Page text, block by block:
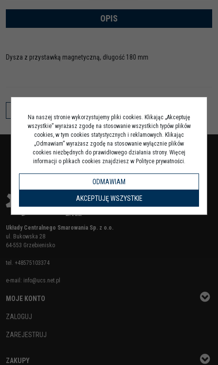
OPIS
Dysza z przystawką magnetyczną, długość 180 mm
Układy Centralnego Smarowania Sp. z o.o.
ul. Bukowska 28
64-553 Grzebienisko
tel. +48575103374
e-mail: info@ucs.net.pl
MOJE KONTO
ZALOGUJ
ZAREJESTRUJ
ZAKUPY
Na naszej stronie wykorzystujemy pliki cookies. Klikając „Akceptuję
wszystkie” wyrażasz zgodę na stosowanie wszystkich typów plików
cookies, w tym cookies statystycznych i reklamowych. Klikając
„Odmawiam” wyrażasz zgodę na stosowanie wyłącznie plików
cookies niezbędnych do prawidłowego działania strony. Więcej
informacji o plikach cookies znajdziesz w Polityce prywatności.
ODMAWIAM
AKCEPTUJĘ WSZYSTKIE